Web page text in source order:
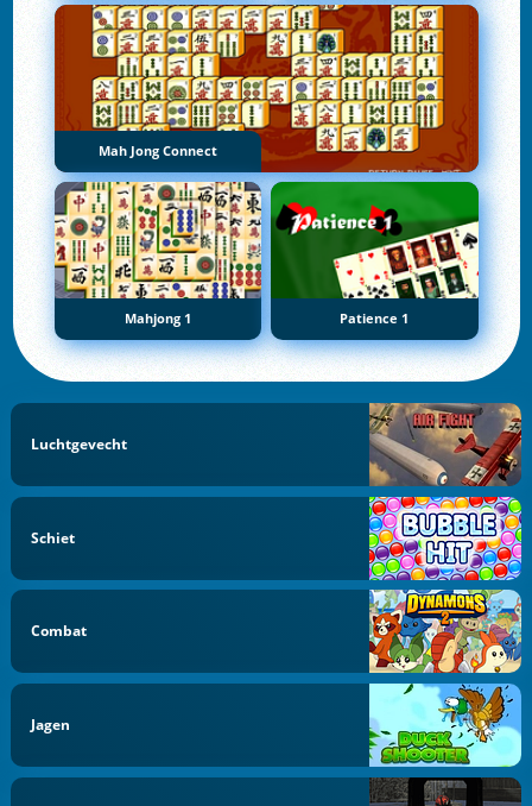
Mah Jong Connect
Mahjong 1 Patience 1
Luchtgevecht
Schiet
Combat
Jagen